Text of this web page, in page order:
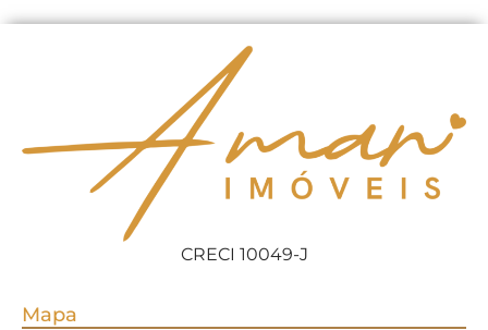
CRECI 10049-J
Mapa